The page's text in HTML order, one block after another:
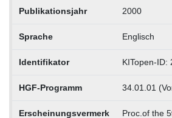
Publikationsjahr 2000
Sprache Englisch
Identifikator KITopen-ID:
HGF-Programm 34.01.01
Erscheinungsvermerk Proc.of the